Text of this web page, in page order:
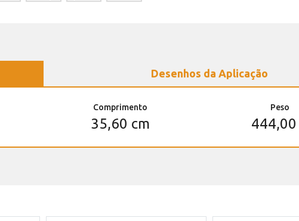
Desenhos da Aplicação
Comprimento
35,60 cm
Peso
444,00